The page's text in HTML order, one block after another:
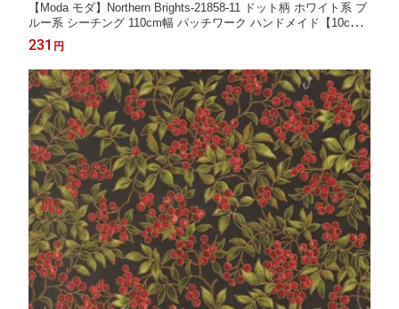
【Moda モダ】Northern Brights-21858-11 ドット柄 ホワイト系 ブ
ルー系 シーチング 110cm幅 パッチワーク ハンドメイド【10cm
単位販売】 (3A-09-1)
231 円